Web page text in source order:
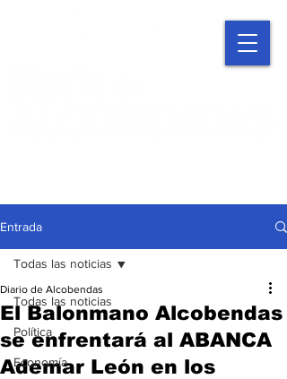
Entrada
Todas las noticias
Política
Economía
Todas las noticias
El Balonmano Alcobendas
se enfrentará al ABANCA
Ademar León en los
Diario de Alcobendas